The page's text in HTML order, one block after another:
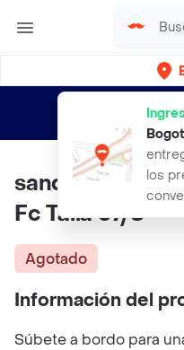
los
envíos
sandalias
Fc Talla 37/8
Agotado
Información del
Súbete a bordo para